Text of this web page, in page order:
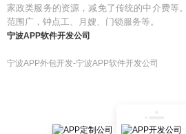
家政类服务的资源，减免了传统的中介费等
范围广，钟点工、月嫂、门锁服务等。
宁波APP软件开发公司
宁波APP外包开发-宁波APP软件开发公司